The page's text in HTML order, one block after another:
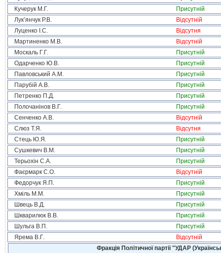
Кучерук М.Г.
Присутній
Лук’янчук Р.В.
Відсутній
Луценко І.С.
Відсутня
Мартиненко М.В.
Відсутній
Москаль Г.Г.
Присутній
Одарченко Ю.В.
Присутній
Павловський А.М.
Присутній
Парубій А.В.
Присутній
Петренко П.Д.
Присутній
Полочанінов В.Г.
Присутній
Сенченко А.В.
Відсутній
Слюз Т.Я.
Відсутня
Стець Ю.Я.
Присутній
Сушкевич В.М.
Присутній
Терьохін С.А.
Присутній
Фаєрмарк С.О.
Відсутній
Федорчук Я.П.
Присутній
Хміль М.М.
Присутній
Швець В.Д.
Присутній
Шкварилюк В.В.
Присутній
Шульга В.П.
Присутній
Ярема В.Г.
Відсутній
Фракція Політичної партії "УДАР